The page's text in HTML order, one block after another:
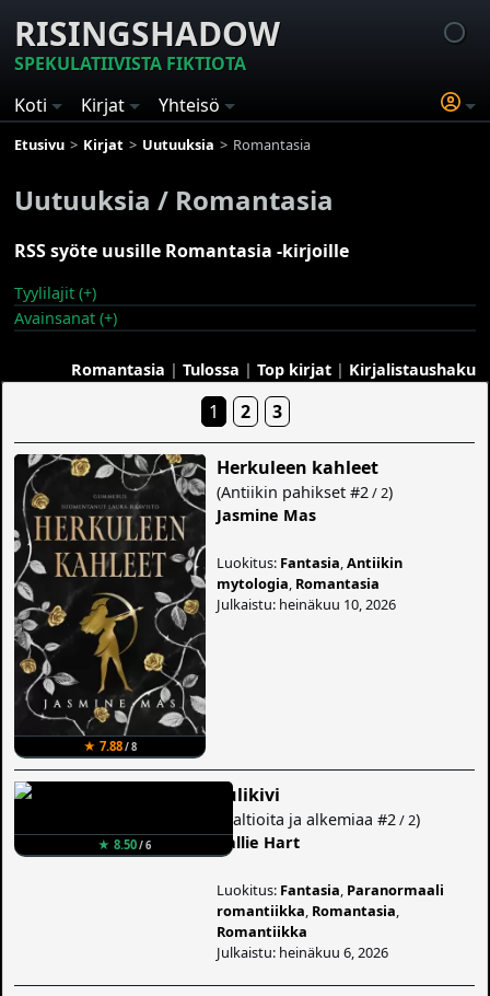
RISINGSHADOW
SPEKULATIIVISTA FIKTIOTA
Koti
Kirjat Yhteisö
Etusivu Kirjat Uutuuksia Romantasia
Uutuuksia / Romantasia
RSS syöte uusille Romantasia -kirjoille
Tyylilajit (+)
Avainsanat (+)
Romantasia | Tulossa | Top kirjat| Kirjalistaushaku
1 2 3
★ 7.88/ 8
Herkuleen kahleet
(Antiikin pahikset #2 / 2)
Jasmine Mas
Luokitus: Fantasia ,Antiikin
mytologia Romantasia
Julkaistu: heinäkuu 10, 2026
★ 8.50/ 6
Tulikivi
Haltioita ja alkemiaa #2 / 2)
Callie Hart
Luokitus: Fantasia Paranormaali
romantiikka Romantasia
Romantiikka
Julkaistu: heinäkuu 6, 2026